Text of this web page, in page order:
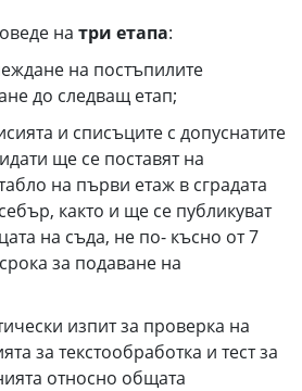
на три етапа:
на постъпилите
до следващ етап;
и списъците с допуснатите
ще се поставят на
на първи етаж в сградата
както и ще се публикуват
на съда, не по- късно от 7
за подаване на
изпит за проверка на
за текстообработка и тест за
относно общата